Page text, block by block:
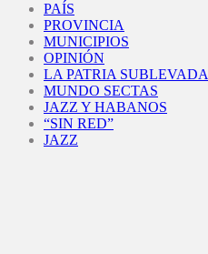
PAÍS
PROVINCIA
MUNICIPIOS
OPINIÓN
LA PATRIA SUBLEVADA
MUNDO SECTAS
JAZZ Y HABANOS
“SIN RED”
JAZZ